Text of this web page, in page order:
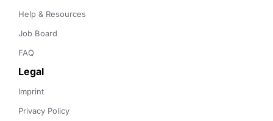
Help & Resources
Job Board
FAQ
Legal
Imprint
Privacy Policy